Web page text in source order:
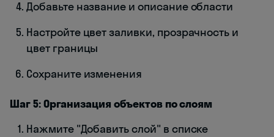
Добавьте название и описание области
Настройте цвет заливки, прозрачность и
цвет границы
Сохраните изменения
Шаг 5: Организация объектов по слоям
Нажмите "Добавить слой" в списке